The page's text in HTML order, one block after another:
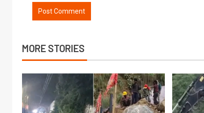
MORE STORIES